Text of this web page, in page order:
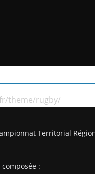
theme/rugby/
Territorial
: